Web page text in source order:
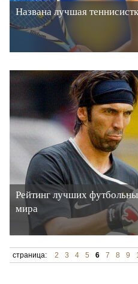
Названа лучшая
Рейтинг лучших
мира
страница: 2 3 4 5 6 7 8 9